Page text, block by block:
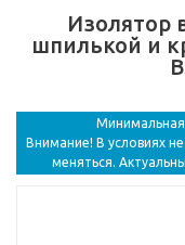
Изолятор
шпилькой и
Минимальная
Внимание! В условиях
меняться.